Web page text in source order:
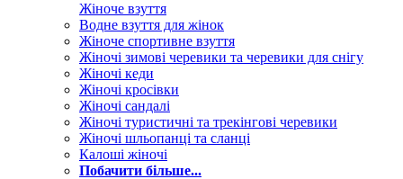
Жіноче взуття
Водне взуття для жінок
Жіноче спортивне взуття
Жіночі зимові черевики та черевики для снігу
Жіночі кеди
Жіночі кросівки
Жіночі сандалі
Жіночі туристичні та трекінгові черевики
Жіночі шльопанці та сланці
Калоші жіночі
Побачити більше...